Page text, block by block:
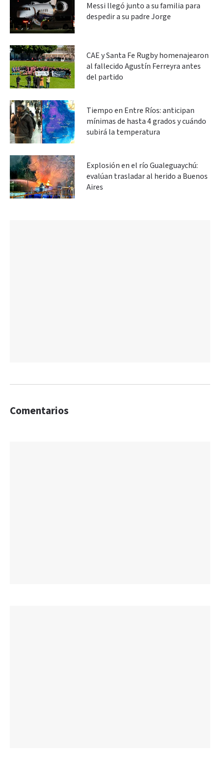
Messi llegó junto a su familia para
despedir a su padre Jorge
CAE y Santa Fe Rugby homenajearon
al fallecido Agustín Ferreyra antes
del partido
Tiempo en Entre Ríos: anticipan
mínimas de hasta 4 grados y cuándo
subirá la temperatura
Explosión en el río Gualeguaychú:
evalúan trasladar al herido a Buenos
Aires
Comentarios